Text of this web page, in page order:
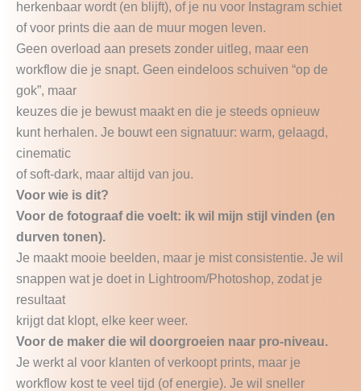
herkenbaar wordt (en blijft), of je nu voor Instagram schiet
of voor prints die aan de muur mogen leven.
Geen overload aan presets zonder uitleg, maar een
workflow die je snapt. Geen eindeloos schuiven “op de
gok”, maar
keuzes die je bewust maakt en die je steeds opnieuw
kunt herhalen. Je bouwt een signatuur: warm, gelaagd,
cinematic
of soft-dark, maar altijd van jou.
Voor wie is dit?
Voor de fotograaf die voelt: ik wil mijn stijl vinden (en
durven tonen).
Je maakt mooie beelden, maar je mist consistentie. Je wil
snappen wat je doet in Lightroom/Photoshop, zodat je
resultaat
krijgt dat klopt, elke keer weer.
Voor de maker die wil doorgroeien naar pro-niveau.
Je werkt al voor klanten of verkoopt prints, maar je
workflow kost te veel tijd (of energie). Je wil sneller